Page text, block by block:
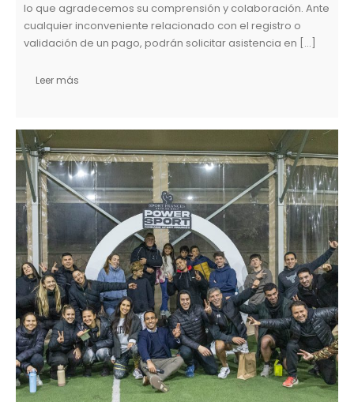
lo que agradecemos su comprensión y colaboración. Ante
cualquier inconveniente relacionado con el registro o
validación de un pago, podrán solicitar asistencia en […]
Leer más